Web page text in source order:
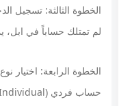
لم تمتلك حساباً في ابل،
الخطوة الرابعة: اختيار
حساب فردي (Individual) أو حساب شركة (Organization).